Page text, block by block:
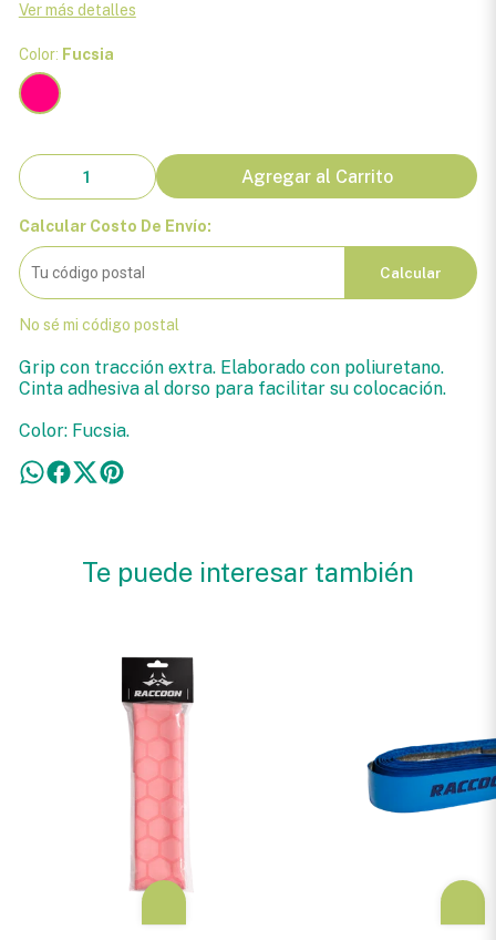
Ver más detalles
Color: Fucsia
Agregar al Carrito
Calcular Costo De Envío:
Calcular
No sé mi código postal
Grip con tracción extra. Elaborado con poliuretano.
Cinta adhesiva al dorso para facilitar su colocación.
Color: Fucsia.
Te puede interesar también